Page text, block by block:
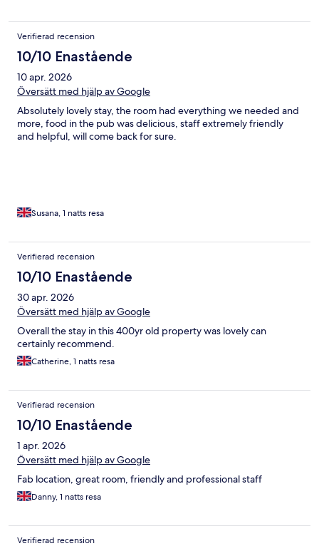
Verifierad recension
10/10 Enastående
10 apr. 2026
Översätt med hjälp av Google
Absolutely lovely stay, the room had everything we needed and
more, food in the pub was delicious, staff extremely friendly
and helpful, will come back for sure.
Susana, 1 natts resa
Verifierad recension
10/10 Enastående
30 apr. 2026
Översätt med hjälp av Google
Overall the stay in this 400yr old property was lovely can
certainly recommend.
Catherine, 1 natts resa
Verifierad recension
10/10 Enastående
1 apr. 2026
Översätt med hjälp av Google
Fab location, great room, friendly and professional staff
Danny, 1 natts resa
Verifierad recension